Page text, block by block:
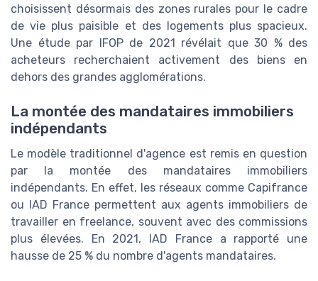
choisissent désormais des zones rurales pour le cadre
de vie plus paisible et des logements plus spacieux.
Une étude par IFOP de 2021 révélait que 30 % des
acheteurs recherchaient activement des biens en
dehors des grandes agglomérations.
La montée des mandataires immobiliers
indépendants
Le modèle traditionnel d'agence est remis en question
par la montée des mandataires immobiliers
indépendants. En effet, les réseaux comme Capifrance
ou IAD France permettent aux agents immobiliers de
travailler en freelance, souvent avec des commissions
plus élevées. En 2021, IAD France a rapporté une
hausse de 25 % du nombre d'agents mandataires.